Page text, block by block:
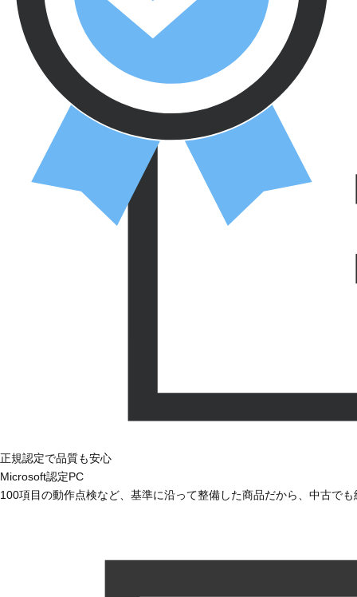
正規認定で品質も安心
Microsoft認定PC
100項目の動作点検など、基準に沿って整備した商品だから、中古で